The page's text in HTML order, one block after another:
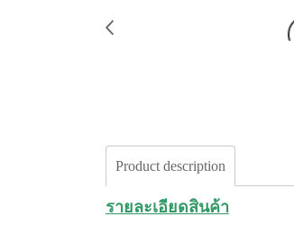
Product description
รายละเอียดสินค้า